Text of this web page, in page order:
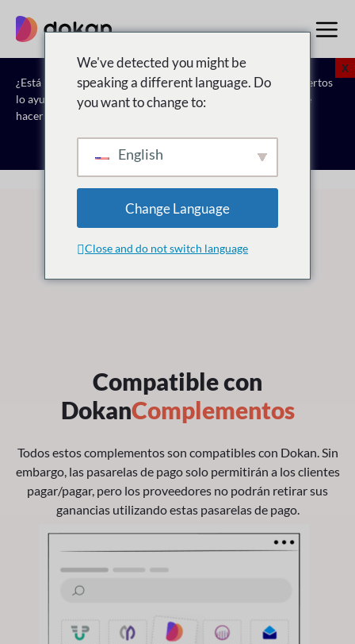
contenido
¿Está listo para dar el siguiente paso? Deje que nuestros expertos
lo ayuden. Reserve una reunión paraVea cómo Dokan puede
hacer realidad su visión del mercado.
Reserva una consulta gratuita
X
Compatible con
DokanComplementos
Todos estos complementos son compatibles con Dokan. Sin
embargo, las pasarelas de pago solo permitirán a los clientes
pagar/pagar, pero los proveedores no podrán retirarsus
ganancias utilizando estas pasarelas de pago.
We've detected you might be
speaking a different language. Do
you want to change to:
English
Change Language
Close and do not switch language